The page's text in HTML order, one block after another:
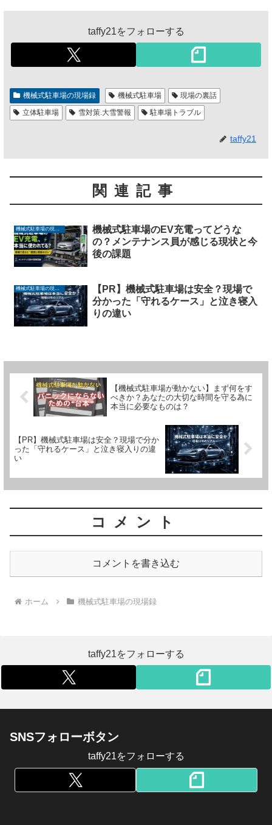
taffy21をフォローする
機械式駐車場の現場録 機械式駐車場
現場の裏話
立体駐車場
雪対策.大雪警報 駐車場トラブル
taffy21
関連記事
機械式駐車場の現場録
機械式駐車場のEV充電ってどうな
の？メンテナンス員が感じる現状と今
後の課題
【PR】機械式駐車場は安全？現場で
分かった「守れるケース」と泣き寝入
りの違い
【機械式駐車場が動かない】まず何をす
べきか？あなたの大切な時間を守る為に
本当に必要なものは？
【PR】機械式駐車場は安全？現場で分か
った「守れるケース」と泣き寝入りの違
い
コメント
コメントを書き込む
ホーム 機械式駐車場の現場録
taffy21をフォローする
SNSフォローボタン
taffy21をフォローする